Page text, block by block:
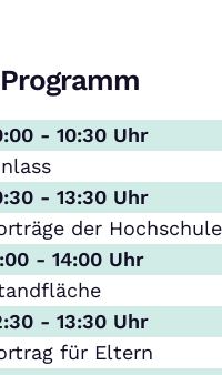
Programm
- 10:30 Uhr
- 13:30 Uhr
der
- 14:00 Uhr
- 13:30 Uhr
für Eltern